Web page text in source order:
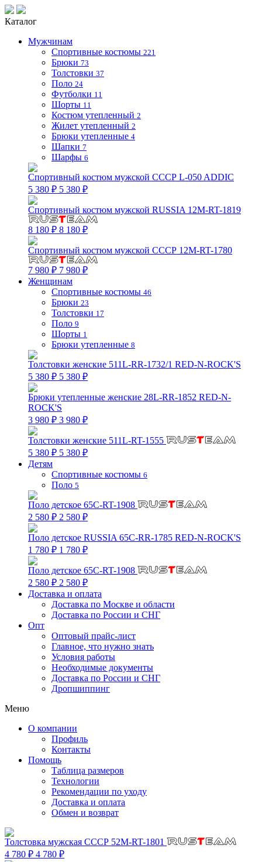
Каталог
Мужчинам
Спортивные костюмы 221
Брюки 73
Толстовки 37
Поло 24
Футболки 11
Шорты 11
Костюм утепленный 2
Жилет утепленный 2
Брюки утепленные 4
Шапки 7
Шарфы 6
Спортивный костюм мужской СССР L-050 ADDIC
5 380 ₽ 5 380 ₽
Спортивный костюм мужской RUSSIA 12M-RT-1819
8 180 ₽ 8 180 ₽
Спортивный костюм мужской СССР 12M-RT-1780
7 980 ₽ 7 980 ₽
Женщинам
Спортивные костюмы 46
Брюки 23
Толстовки 17
Поло 9
Шорты 1
Брюки утепленные 8
Толстовки женские 511L-RR-1732/1 RED-N-ROCK'S
5 380 ₽ 5 380 ₽
Брюки утепленные женские 28L-RR-1852 RED-N-
ROCK'S
3 980 ₽ 3 980 ₽
Толстовки женские 511L-RT-1555
5 380 ₽ 5 380 ₽
Детям
Спортивные костюмы 6
Поло 5
Поло детское 65C-RT-1908
2 580 ₽ 2 580 ₽
Поло детское RUSSIA 65C-RR-1785 RED-N-ROCK'S
1 780 ₽ 1 780 ₽
Поло детское 65C-RT-1908
2 580 ₽ 2 580 ₽
Доставка и оплата
Доставка по Москве и области
Доставка по России и СНГ
Опт
Оптовый прайс-лист
Главное, что нужно знать
Условия работы
Необходимые документы
Доставка по России и СНГ
Дропшиппинг
Меню
О компании
Профиль
Контакты
Помощь
Таблица размеров
Технологии
Рекомендации по уходу
Доставка и оплата
Обмен и возврат
Толстовка мужская СССР 52M-RT-1801
4 780 ₽ 4 780 ₽